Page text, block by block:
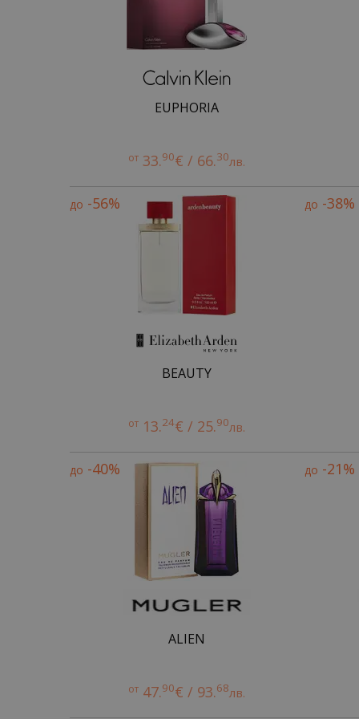
EUPHORIA
от 33.90€ / 66.30лв.
до -56%
BEAUTY
от 13.24€ / 25.90лв.
до -38%
до -40%
ALIEN
от 47.90€ / 93.68лв.
до -21%